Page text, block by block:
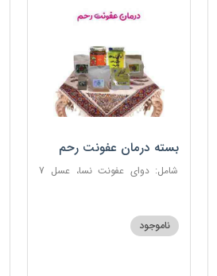
بسته درمان عفونت رحم
شامل: دوای عفونت نسا، عسل 7
اعلاناموجود